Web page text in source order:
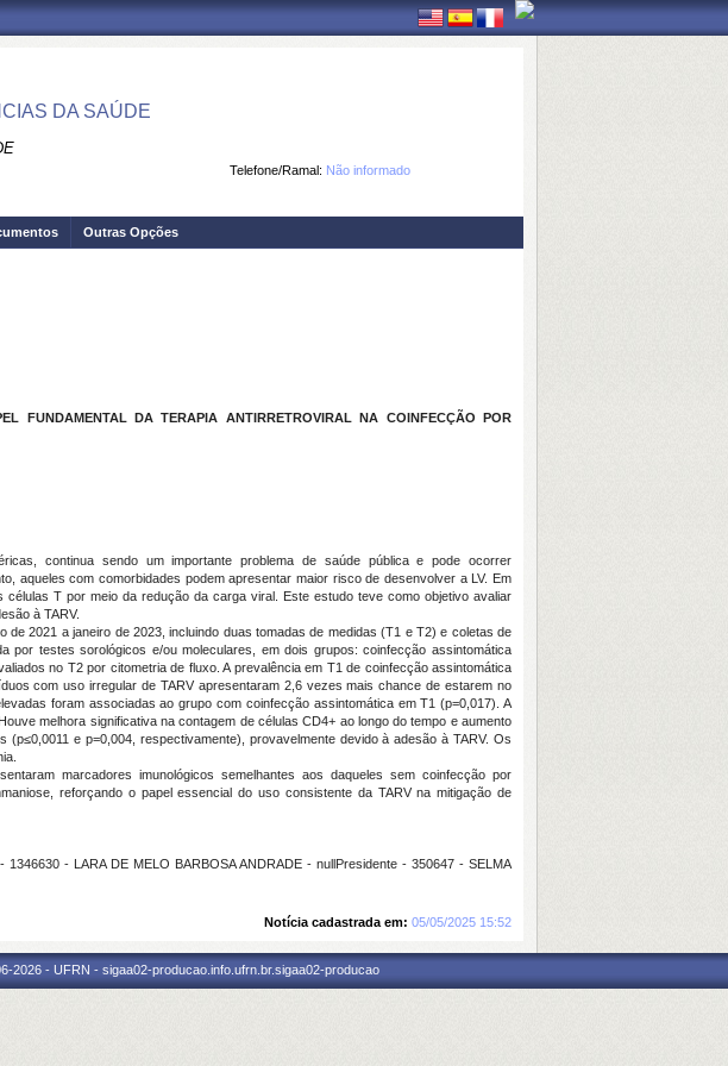
DA SAÚDE
Telefone/Ramal: Não informado
Outras Opções
FUNDAMENTAL DA TERAPIA ANTIRRETROVIRAL NA COINFECÇÃO POR
continua sendo um importante problema de saúde pública e pode ocorrer
aqueles com comorbidades podem apresentar maior risco de desenvolver a LV. Em
T por meio da redução da carga viral. Este estudo teve como objetivo avaliar
à TARV.
2021 a janeiro de 2023, incluindo duas tomadas de medidas (T1 e T2) e coletas de
por testes sorológicos e/ou moleculares, em dois grupos: coinfecção assintomática
no T2 por citometria de fluxo. A prevalência em T1 de coinfecção assintomática
com uso irregular de TARV apresentaram 2,6 vezes mais chance de estarem no
foram associadas ao grupo com coinfecção assintomática em T1 (p=0,017). A
melhora significativa na contagem de células CD4+ ao longo do tempo e aumento
e p=0,004, respectivamente), provavelmente devido à adesão à TARV. Os
marcadores imunológicos semelhantes aos daqueles sem coinfecção por
reforçando o papel essencial do uso consistente da TARV na mitigação de
- LARA DE MELO BARBOSA ANDRADE - nullPresidente - 350647 - SELMA
Notícia cadastrada em: 05/05/2025 15:52
2026 - UFRN - sigaa02-producao.info.ufrn.br.sigaa02-producao